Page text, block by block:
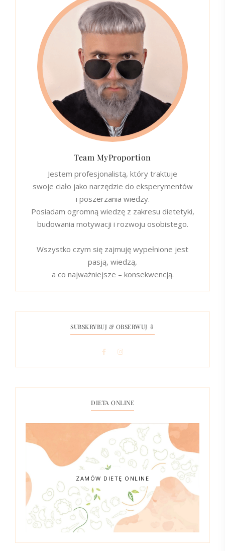
Team MyProportion
Jestem profesjonalistą, który traktuje
swoje ciało jako narzędzie do eksperymentów
i poszerzania wiedzy.
Posiadam ogromną wiedzę z zakresu dietetyki,
budowania motywacji i rozwoju osobistego.
Wszystko czym się zajmuję wypełnione jest
pasją, wiedzą,
a co najważniejsze – konsekwencją.
SUBSKRYBUJ & OBSERWUJ ⇩
DIETA ONLINE
ZAMÓW DIETĘ ONLINE